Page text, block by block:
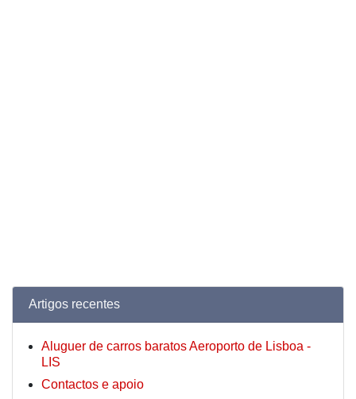
Artigos recentes
Aluguer de carros baratos Aeroporto de Lisboa -
LIS
Contactos e apoio